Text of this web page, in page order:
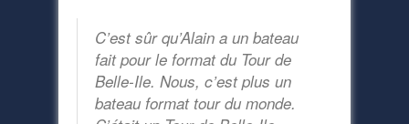
C’est sûr qu’Alain a un bateau
fait pour le format du Tour de
Belle-Ile. Nous, c’est plus un
bateau format tour du monde.